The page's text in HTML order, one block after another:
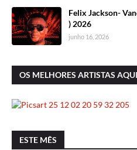
Felix Jackson-
) 2026
junho 16, 2026
OS MELHORES ARTISTAS AQUI
ESTE MÊS